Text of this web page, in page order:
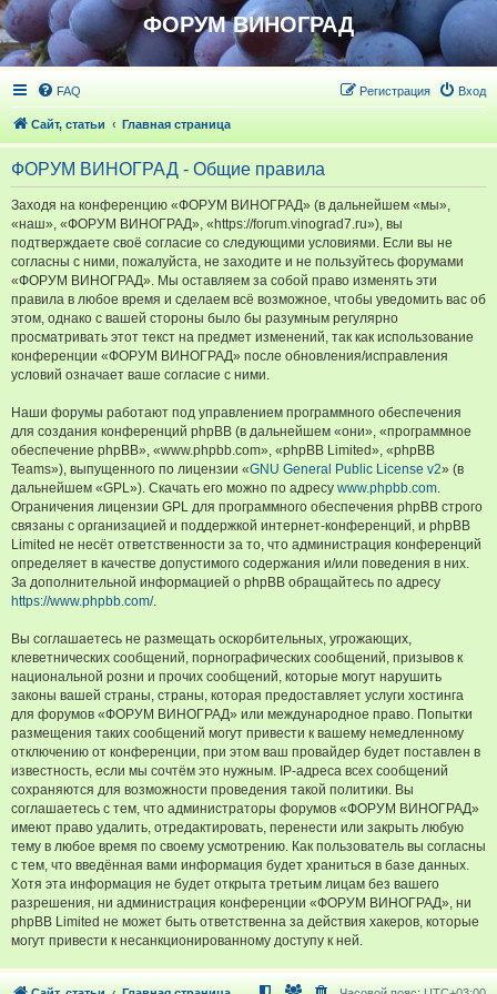
ФОРУМ ВИНОГРАД
FAQ Вход
Регистрация
Сайт, статьи Главная страница
ФОРУМ ВИНОГРАД - Общие правила
Заходя на конференцию «ФОРУМ ВИНОГРАД» (в дальнейшем «мы»,
«наш», «ФОРУМ ВИНОГРАД», «https://forum.vinograd7.ru»), вы
подтверждаете своё согласие со следующими условиями. Если вы не
согласны с ними, пожалуйста, не заходите и не пользуйтесь форумами
«ФОРУМ ВИНОГРАД». Мы оставляем за собой право изменять эти
правила в любое время и сделаем всё возможное, чтобы уведомить вас об
этом, однако с вашей стороны было бы разумным регулярно
просматривать этот текст на предмет изменений, так как использование
конференции «ФОРУМ ВИНОГРАД» после обновления/исправления
условий означает ваше согласие с ними.
Наши форумы работают под управлением программного обеспечения
для создания конференций phpBB (в дальнейшем «они», «программное
обеспечение phpBB», «www.phpbb.com», «phpBB Limited», «phpBB
Teams»), выпущенного по лицензии «GNU General Public License v2» (в
дальнейшем «GPL»). Скачать его можно по адресу www.phpbb.com.
Ограничения лицензии GPL для программного обеспечения phpBB строго
связаны с организацией и поддержкой интернет-конференций, и phpBB
Limited не несёт ответственности за то, что администрация конференций
определяет в качестве допустимого содержания и/или поведения в них.
За дополнительной информацией о phpBB обращайтесь по адресу
https://www.phpbb.com/.
Вы соглашаетесь не размещать оскорбительных, угрожающих,
клеветнических сообщений, порнографических сообщений, призывов к
национальной розни и прочих сообщений, которые могут нарушить
законы вашей страны, страны, которая предоставляет услуги хостинга
для форумов «ФОРУМ ВИНОГРАД» или международное право. Попытки
размещения таких сообщений могут привести к вашему немедленному
отключению от конференции, при этом ваш провайдер будет поставлен в
известность, если мы сочтём это нужным. IP-адреса всех сообщений
сохраняются для возможности проведения такой политики. Вы
соглашаетесь с тем, что администраторы форумов «ФОРУМ ВИНОГРАД»
имеют право удалить, отредактировать, перенести или закрыть любую
тему в любое время по своему усмотрению. Как пользователь вы согласны
с тем, что введённая вами информация будет храниться в базе данных.
Хотя эта информация не будет открыта третьим лицам без вашего
разрешения, ни администрация конференции «ФОРУМ ВИНОГРАД», ни
phpBB Limited не может быть ответственна за действия хакеров, которые
могут привести к несанкционированному доступу к ней.